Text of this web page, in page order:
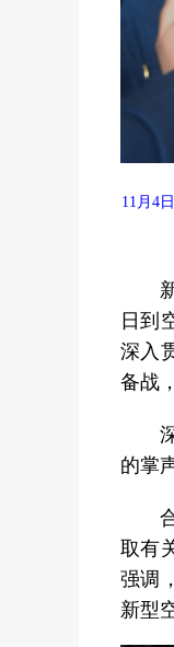
11月4
新
日到
深入
备战
深
的掌
合
取有
强调
新型